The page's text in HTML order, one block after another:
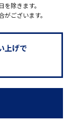
除きます。
ございます。
上げで